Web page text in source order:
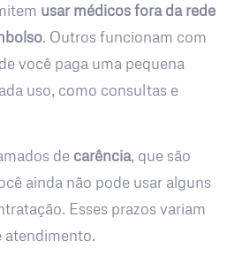
usar médicos fora da rede
. Outros funcionam com
você paga uma pequena
uso, como consultas e
de carência, que são
ainda não pode usar alguns
Esses prazos variam
atendimento.